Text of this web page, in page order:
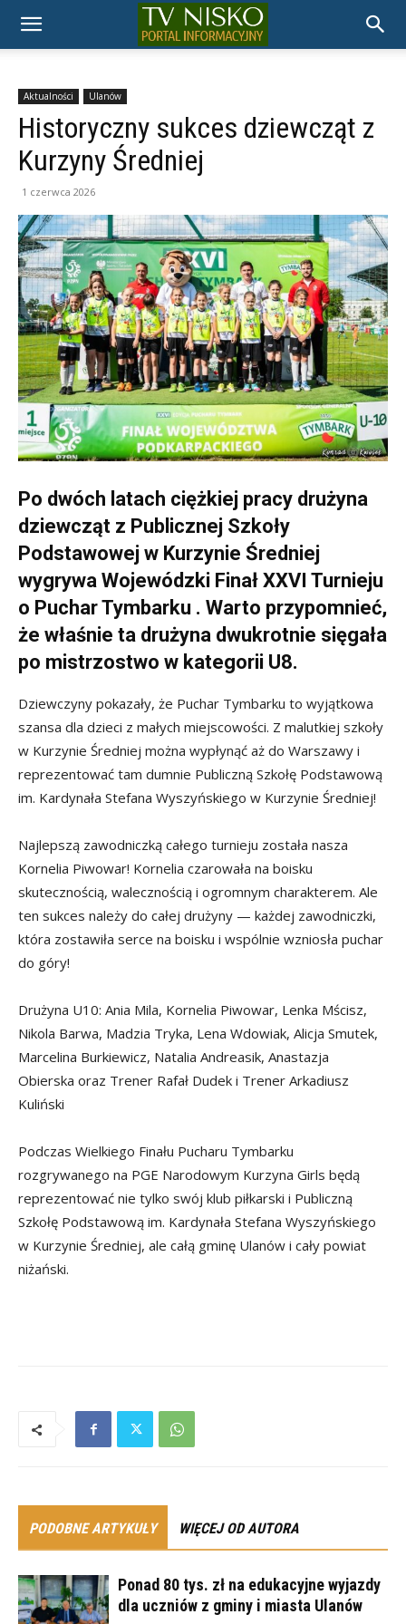
TELEWIZJA
NISKO
Aktualności Ulanów
Historyczny sukces dziewcząt z
Kurzyny Średniej
1 czerwca 2026
Po dwóch latach ciężkiej pracy drużyna
dziewcząt z Publicznej Szkoły
Podstawowej w Kurzynie Średniej
wygrywa Wojewódzki Finał XXVI Turnieju
o Puchar Tymbarku . Warto przypomnieć,
że właśnie ta drużyna dwukrotnie sięgała
po mistrzostwo w kategorii U8.
Dziewczyny pokazały, że Puchar Tymbarku to wyjątkowa
szansa dla dzieci z małych miejscowości. Z malutkiej szkoły
w Kurzynie Średniej można wypłynąć aż do Warszawy i
reprezentować tam dumnie Publiczną Szkołę Podstawową
im. Kardynała Stefana Wyszyńskiego w Kurzynie Średniej!
Najlepszą zawodniczką całego turnieju została nasza
Kornelia Piwowar! Kornelia czarowała na boisku
skutecznością, walecznością i ogromnym charakterem. Ale
ten sukces należy do całej drużyny — każdej zawodniczki,
która zostawiła serce na boisku i wspólnie wzniosła puchar
do góry!
Drużyna U10: Ania Mila, Kornelia Piwowar, Lenka Mścisz,
Nikola Barwa, Madzia Tryka, Lena Wdowiak, Alicja Smutek,
Marcelina Burkiewicz, Natalia Andreasik, Anastazja
Obierska oraz Trener Rafał Dudek i Trener Arkadiusz
Kuliński
Podczas Wielkiego Finału Pucharu Tymbarku
rozgrywanego na PGE Narodowym Kurzyna Girls będą
reprezentować nie tylko swój klub piłkarski i Publiczną
Szkołę Podstawową im. Kardynała Stefana Wyszyńskiego
w Kurzynie Średniej, ale całą gminę Ulanów i cały powiat
niżański.
PODOBNE ARTYKUŁY WIĘCEJ OD AUTORA
Ponad 80 tys. zł na edukacyjne wyjazdy
dla uczniów z gminy i miasta Ulanów